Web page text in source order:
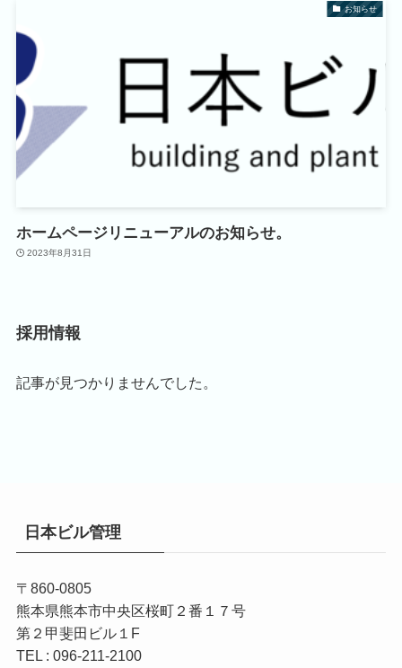
お知らせ
ホームページリニューアルのお知らせ。
2023年8月31日
採用情報
記事が見つかりませんでした。
日本ビル管理
〒860-0805
熊本県熊本市中央区桜町２番１７号
第２甲斐田ビル１F
TEL : 096-211-2100